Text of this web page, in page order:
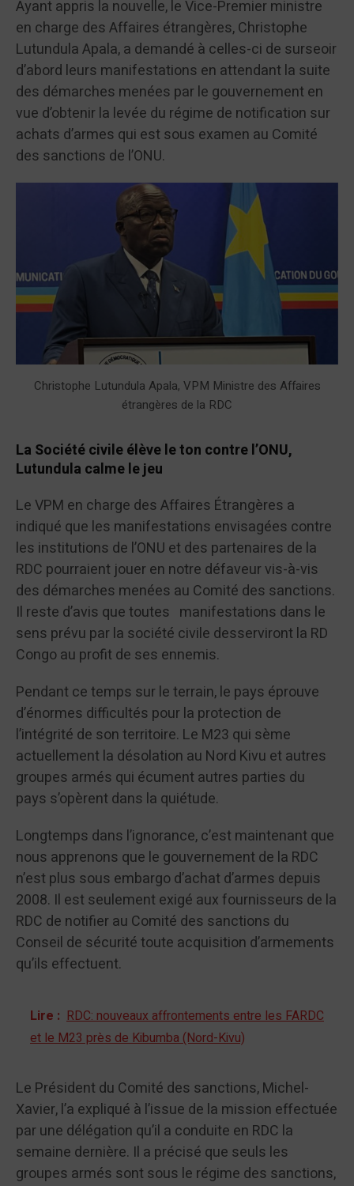
Ayant appris la nouvelle, le Vice-Premier ministre
en charge des Affaires étrangères, Christophe
Lutundula Apala, a demandé à celles-ci de surseoir
d’abord leurs manifestations en attendant la suite
des démarches menées par le gouvernement en
vue d’obtenir la levée du régime de notification sur
achats d’armes qui est sous examen au Comité
des sanctions de l’ONU.
Christophe Lutundula Apala, VPM Ministre des Affaires
étrangères de la RDC
La Société civile élève le ton contre l’ONU,
Lutundula calme le jeu
Le VPM en charge des Affaires Étrangères a
indiqué que les manifestations envisagées contre
les institutions de l’ONU et des partenaires de la
RDC pourraient jouer en notre défaveur vis-à-vis
des démarches menées au Comité des sanctions.
Il reste d’avis que toutes manifestations dans le
sens prévu par la société civile desserviront la RD
Congo au profit de ses ennemis.
Pendant ce temps sur le terrain, le pays éprouve
d’énormes difficultés pour la protection de
l’intégrité de son territoire. Le M23 qui sème
actuellement la désolation au Nord Kivu et autres
groupes armés qui écument autres parties du
pays s’opèrent dans la quiétude.
Longtemps dans l’ignorance, c’est maintenant que
nous apprenons que le gouvernement de la RDC
n’est plus sous embargo d’achat d’armes depuis
2008. Il est seulement exigé aux fournisseurs de la
RDC de notifier au Comité des sanctions du
Conseil de sécurité toute acquisition d’armements
qu’ils effectuent.
Lire : RDC: nouveaux affrontements entre les FARDC
et le M23 près de Kibumba (Nord-Kivu)
Le Président du Comité des sanctions, Michel-
Xavier, l’a expliqué à l’issue de la mission effectuée
par une délégation qu’il a conduite en RDC la
semaine dernière. Il a précisé que seuls les
groupes armés sont sous le régime des sanctions,